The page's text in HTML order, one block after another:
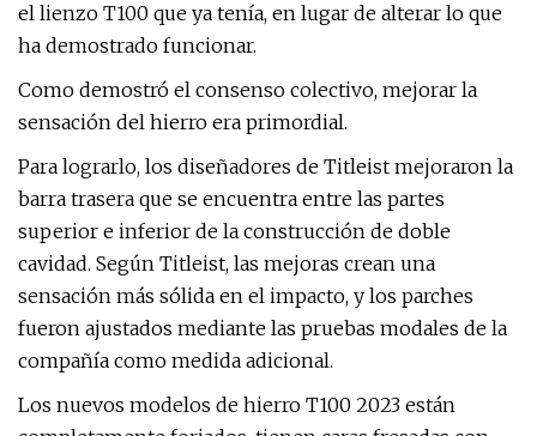
el lienzo T100 que ya tenía, en lugar de alterar lo que
ha demostrado funcionar.
Como demostró el consenso colectivo, mejorar la
sensación del hierro era primordial.
Para lograrlo, los diseñadores de Titleist mejoraron la
barra trasera que se encuentra entre las partes
superior e inferior de la construcción de doble
cavidad. Según Titleist, las mejoras crean una
sensación más sólida en el impacto, y los parches
fueron ajustados mediante las pruebas modales de la
compañía como medida adicional.
Los nuevos modelos de hierro T100 2023 están